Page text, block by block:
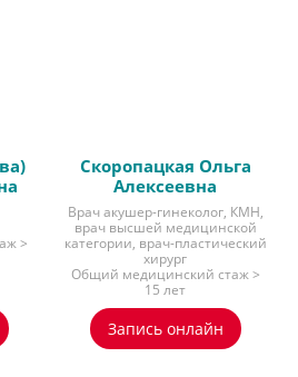
>
Скоропацкая Ольга
Алексеевна
Врач акушер-гинеколог, КМН,
врач высшей медицинской
категории, врач-пластический
хирург
Общий медицинский стаж >
15 лет
Запись онлайн